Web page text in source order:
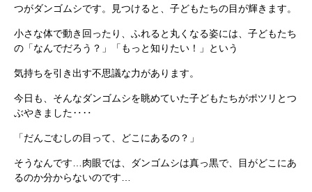
つがダンゴムシです。見つけると、子どもたちの目が輝きます。
小さな体で動き回ったり、ふれると丸くなる姿には、子どもたち
の「なんでだろう？」「もっと知りたい！」という
気持ちを引き出す不思議な力があります。
今日も、そんなダンゴムシを眺めていた子どもたちがポツリとつ
ぶやきました‥‥
「だんごむしの目って、どこにあるの？」
そうなんです…肉眼では、ダンゴムシは真っ黒で、目がどこにあ
るのか分からないのです…